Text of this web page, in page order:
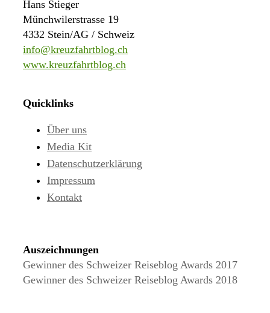
Hans Stieger
Münchwilerstrasse 19
4332 Stein/AG / Schweiz
info@kreuzfahrtblog.ch
www.kreuzfahrtblog.ch
Quicklinks
Über uns
Media Kit
Datenschutzerklärung
Impressum
Kontakt
Auszeichnungen
Gewinner des Schweizer Reiseblog Awards 2017
Gewinner des Schweizer Reiseblog Awards 2018